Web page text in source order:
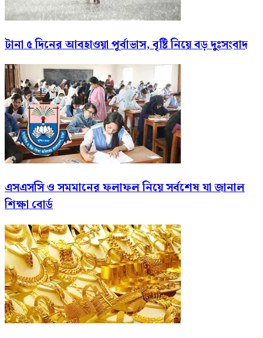
টানা ৫ দিনের আবহাওয়া পূর্বাভাস, বৃষ্টি নিয়ে বড় দুঃসংবাদ
এসএসসি ও সমমানের ফলাফল নিয়ে সর্বশেষ যা জানাল
শিক্ষা বোর্ড